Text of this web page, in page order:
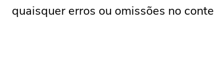
quaisquer erros ou omissões no